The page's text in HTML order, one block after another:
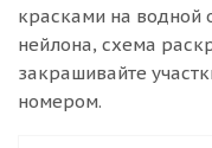
красками на водной
нейлона, схема
закрашивайте
номером.